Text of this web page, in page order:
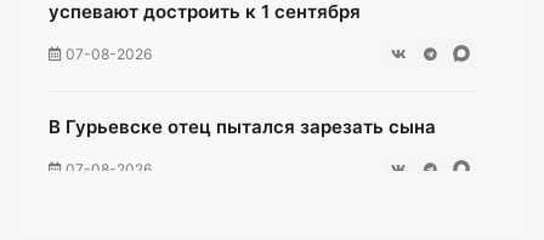
успевают достроить к 1 сентября
07-08-2026
В Гурьевске отец пытался зарезать сына
07-08-2026